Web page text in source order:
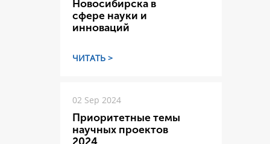
Новосибирска в
сфере науки и
инноваций
ЧИТАТЬ >
02 Sep 2024
Приоритетные темы
научных проектов